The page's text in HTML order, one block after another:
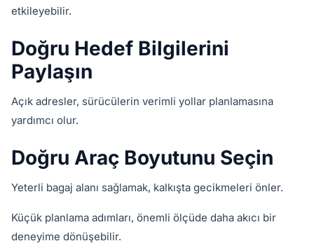
etkileyebilir.
Doğru Hedef Bilgilerini
Paylaşın
Açık adresler, sürücülerin verimli yollar planlamasına
yardımcı olur.
Doğru Araç Boyutunu Seçin
Yeterli bagaj alanı sağlamak, kalkışta gecikmeleri önler.
Küçük planlama adımları, önemli ölçüde daha akıcı bir
deneyime dönüşebilir.